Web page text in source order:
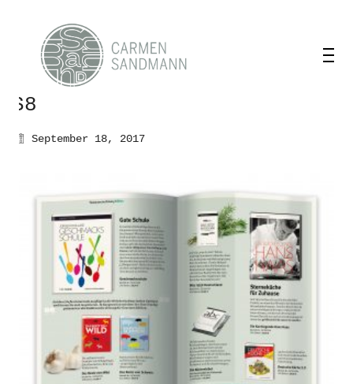
S8
September 18, 2017